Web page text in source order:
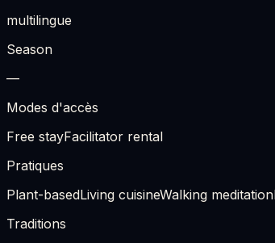
multilingue
Season
—
Modes d'accès
Free stayFacilitator rental
Pratiques
Plant-basedLiving cuisineWalking meditation
Traditions